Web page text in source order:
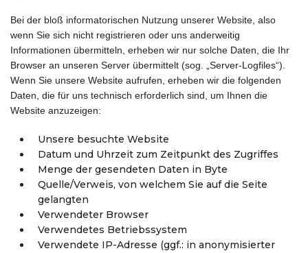
Bei der bloß informatorischen Nutzung unserer Website, also
wenn Sie sich nicht registrieren oder uns anderweitig
Informationen übermitteln, erheben wir nur solche Daten, die Ihr
Browser an unseren Server übermittelt (sog. „Server-Logfiles“).
Wenn Sie unsere Website aufrufen, erheben wir die folgenden
Daten, die für uns technisch erforderlich sind, um Ihnen die
Website anzuzeigen:
Unsere besuchte Website
Datum und Uhrzeit zum Zeitpunkt des Zugriffes
Menge der gesendeten Daten in Byte
Quelle/Verweis, von welchem Sie auf die Seite
gelangten
Verwendeter Browser
Verwendetes Betriebssystem
Verwendete IP-Adresse (ggf.: in anonymisierter